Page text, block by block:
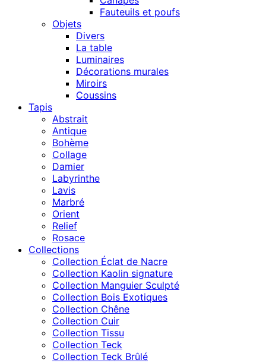
Fauteuils et poufs
Objets
Divers
La table
Luminaires
Décorations murales
Miroirs
Coussins
Tapis
Abstrait
Antique
Bohème
Collage
Damier
Labyrinthe
Lavis
Marbré
Orient
Relief
Rosace
Collections
Collection Éclat de Nacre
Collection Kaolin signature
Collection Manguier Sculpté
Collection Bois Exotiques
Collection Chêne
Collection Cuir
Collection Tissu
Collection Teck
Collection Teck Brûlé